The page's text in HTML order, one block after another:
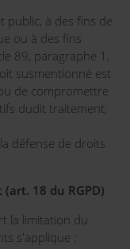
public, à des fins de
ou à des fins
89, paragraphe 1,
susmentionné est
de compromettre
dudit traitement,
défense de droits
18 du RGPD)
la limitation du
s'applique :